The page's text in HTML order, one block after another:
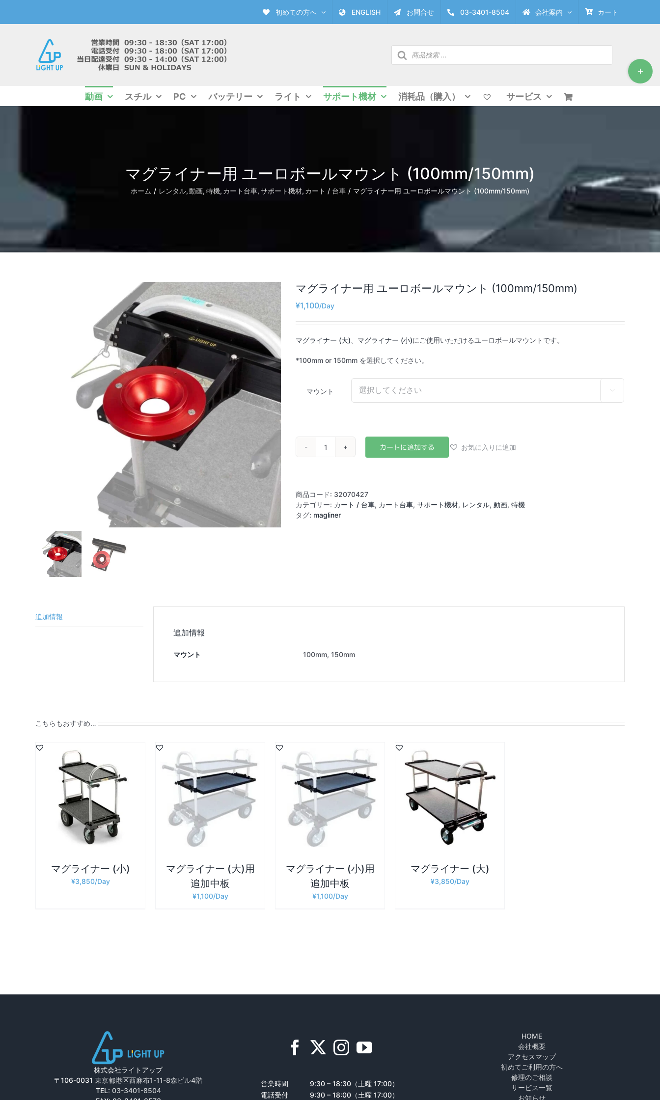
content
初めての方へ ENGLISH お問合せ 03-3401-8504 会社案内 カート
商
品
動画 スチル PC バッテリー ライト サポート機材 消耗品（購入） サービス
マグライナー用 ユーロボールマウント (100mm/150mm)
ホーム レンタル 動画 特機 カート台車 サポート機材 カート / 台車 マグライナー用 ユーロボールマウント (100mm/150mm)
マグライナー用 ユーロボールマウント (100mm/150mm)
¥1,100
マグライナー (大) マグライナー (小)にご使用いただけるユーロボールマウントです。
*100mm or 150mm を選択してください。
マウント 
マ
ナ
ー
用
ン
お気に入りに追加
商品コード: 32070427
カテゴリー: カート / 台車, カート台車, サポート機材, レンタル, 動画, 特機
タグ: magliner
追加情報
追加情報
マウント 100mm, 150mm
こちらもおすすめ…
マグライナー (小)
¥3,850
お買い物カゴに追加
マグライナー (大)用
追加中板
¥1,100
お買い物カゴに追加 詳細
マグライナー (小)用
追加中板
¥1,100
お買い物カゴに追加 詳細
マグライナー (大)
¥3,850
株式会社ライトアップ
〒106-0031東京都港区西麻布1-11-8森ビル4階
TEL: 03-3401-8504
営業時間
9:30 – 18:30（土曜 17:00）
電話受付
9:30 – 18:00（土曜 17:00）
HOME
会社概要
アクセスマップ
初めてご利用の方へ
修理のご相談
サービス一覧
お知らせ
Toggle
Sliding
Bar